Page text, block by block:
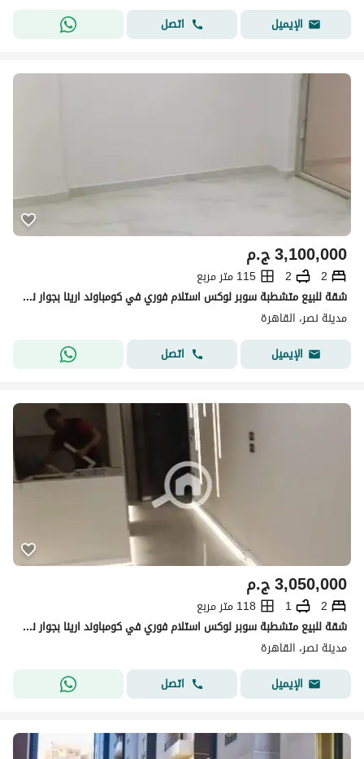
الإيميل
اتصل
ج.م3,100,000
2
2
115 متر مربع
شقة للبيع متشطبة سوبر لوكس استلام فوري في كومباوند ارينا بجوار نادي السكة والمقاولين
مدينة نصر، القاهرة
الإيميل
اتصل
ج.م3,050,000
2
1
118 متر مربع
شقة للبيع متشطبة سوبر لوكس استلام فوري في كومباوند ارينا بجوار نادي السكة والمقاولين
مدينة نصر، القاهرة
الإيميل
اتصل